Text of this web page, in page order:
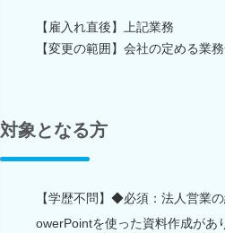
【雇入れ直後】上記業務
【変更の範囲】会社の定める業
対象となる方
【学歴不問】◆必須：法人営業
owerPointを使った資料作成があ